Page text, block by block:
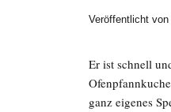
Veröffentlicht von
Er ist schnell
ganz eigenes